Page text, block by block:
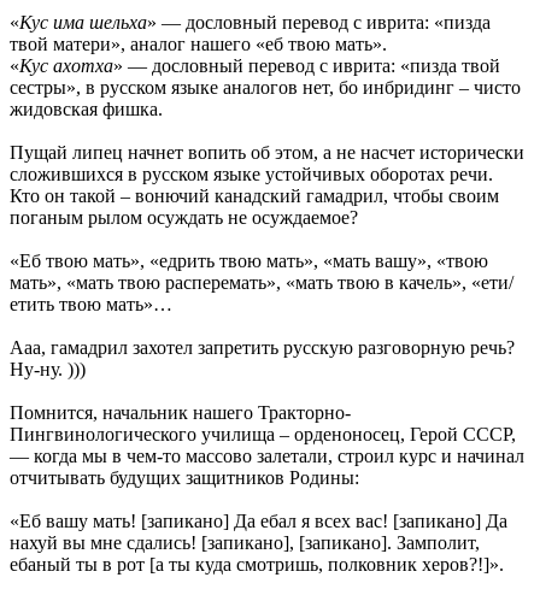
«Кус има шельха» — дословный перевод с иврита: «пизда
твой матери», аналог нашего «еб твою мать».
«Кус ахотха» — дословный перевод с иврита: «пизда твой
сестры», в русском языке аналогов нет, бо инбридинг – чисто
жидовская фишка.
Пущай липец начнет вопить об этом, а не насчет исторически
сложившихся в русском языке устойчивых оборотах речи.
Кто он такой – вонючий канадский гамадрил, чтобы своим
поганым рылом осуждать не осуждаемое?
«Еб твою мать», «едрить твою мать», «мать вашу», «твою
мать», «мать твою расперемать», «мать твою в качель», «ети/
етить твою мать»…
Ааа, гамадрил захотел запретить русскую разговорную речь?
Ну-ну. )))
Помнится, начальник нашего Тракторно-
Пингвинологического училища – орденоносец, Герой СССР,
— когда мы в чем-то массово залетали, строил курс и начинал
отчитывать будущих защитников Родины:
«Еб вашу мать! [запикано] Да ебал я всех вас! [запикано] Да
нахуй вы мне сдались! [запикано], [запикано]. Замполит,
ебаный ты в рот [а ты куда смотришь, полковник херов?!]».